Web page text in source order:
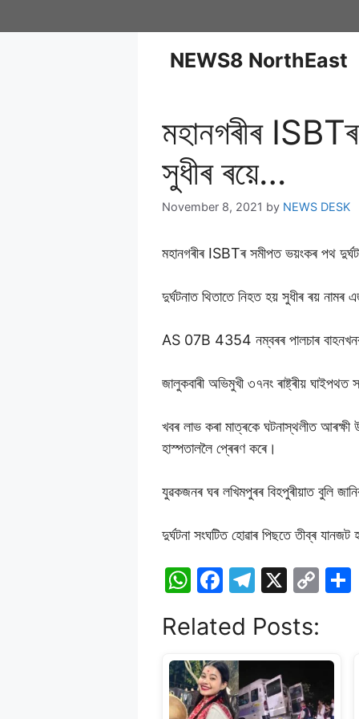
NEWS8 NorthEast
মহানগৰীৰ
সুধীৰ ৰয়ে…
November 8, 2021 by NEWS DESK
মহানগৰীৰ ISBTৰ সমীপত ভয়ংকৰ পথ
দুৰ্ঘটনাত থিতাতে নিহত হয় সুধীৰ ৰয়
AS 07B 4354 নম্বৰৰ পালচাৰ
জালুকবাৰী অভিমুখী ৩৭নং ৰাষ্ট্ৰীয় ঘাইপথত
খবৰ লাভ কৰা মাত্ৰকে ঘটনাস্থলীত আৰক্ষী
হাস্পতাললৈ প্ৰেৰণ কৰে।
যুৱকজনৰ ঘৰ লখিমপুৰৰ বিহপুৰীয়াত বুলি
দুৰ্ঘটনা সংঘটিত হোৱাৰ পিছতে তীব্ৰ যানজট
W
at
s
A
p
F
c
e
b
o
T
e
gr
a
m
X
C
y
n
Related Posts: